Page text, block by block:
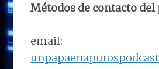
Métodos de contacto del
email: